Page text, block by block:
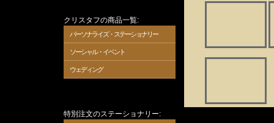
クリスタフの商品一覧:
パーソナライズ・ステーショナリー
ソーシャル・イベント
ウェディング
特別注文のステーショナリー: